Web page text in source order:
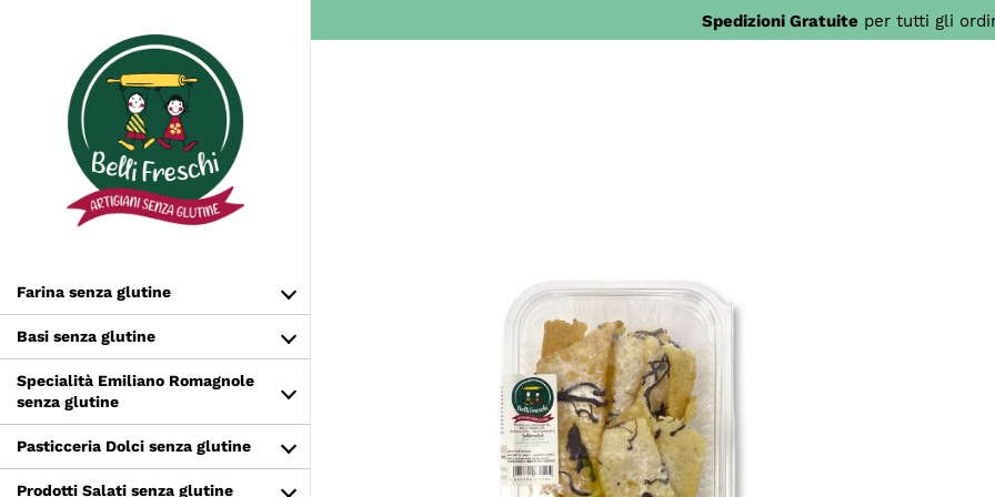
contenuto
Farina senza glutine
Basi senza glutine
Specialità Emiliano Romagnole
senza glutine
Pasticceria Dolci senza glutine
Prodotti Salati senza glutine
Spedizioni Gratuiteper tutti gli